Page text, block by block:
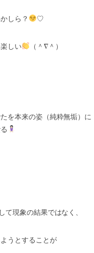
しら？ ♡
しい （＾ ∇＾）
を本来の姿（純粋無垢）に
て現象の結果ではなく、
うとすることが